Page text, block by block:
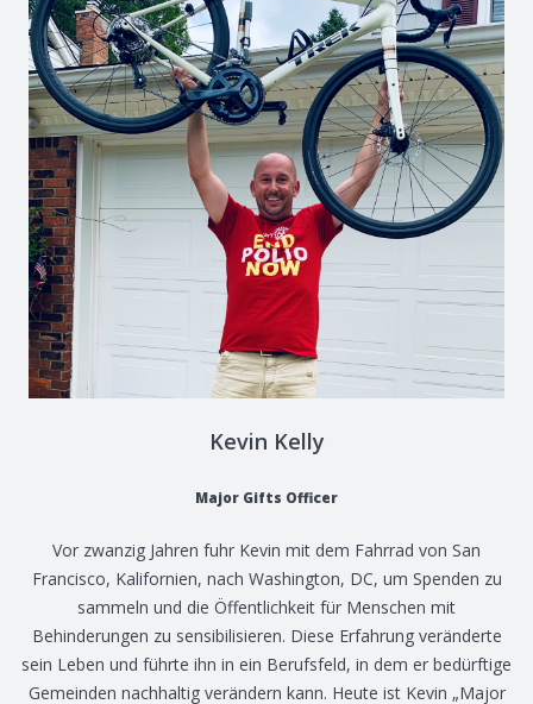
Kevin Kelly
Major Gifts Officer
Vor zwanzig Jahren fuhr Kevin mit dem Fahrrad von San
Francisco, Kalifornien, nach Washington, DC, um Spenden zu
sammeln und die Öffentlichkeit für Menschen mit
Behinderungen zu sensibilisieren. Diese Erfahrung veränderte
sein Leben und führte ihn in ein Berufsfeld, in dem er bedürftige
Gemeinden nachhaltig verändern kann. Heute ist Kevin „Major